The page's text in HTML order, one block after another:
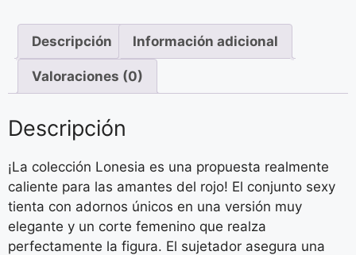
Descripción Información adicional
Valoraciones (0)
Descripción
¡La colección Lonesia es una propuesta realmente
caliente para las amantes del rojo! El conjunto sexy
tienta con adornos únicos en una versión muy
elegante y un corte femenino que realza
perfectamente la figura. El sujetador asegura una